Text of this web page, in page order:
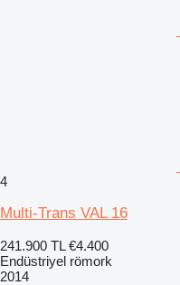
4
Multi-Trans VAL 16
241.900 TL €4.400
Endüstriyel römork
2014